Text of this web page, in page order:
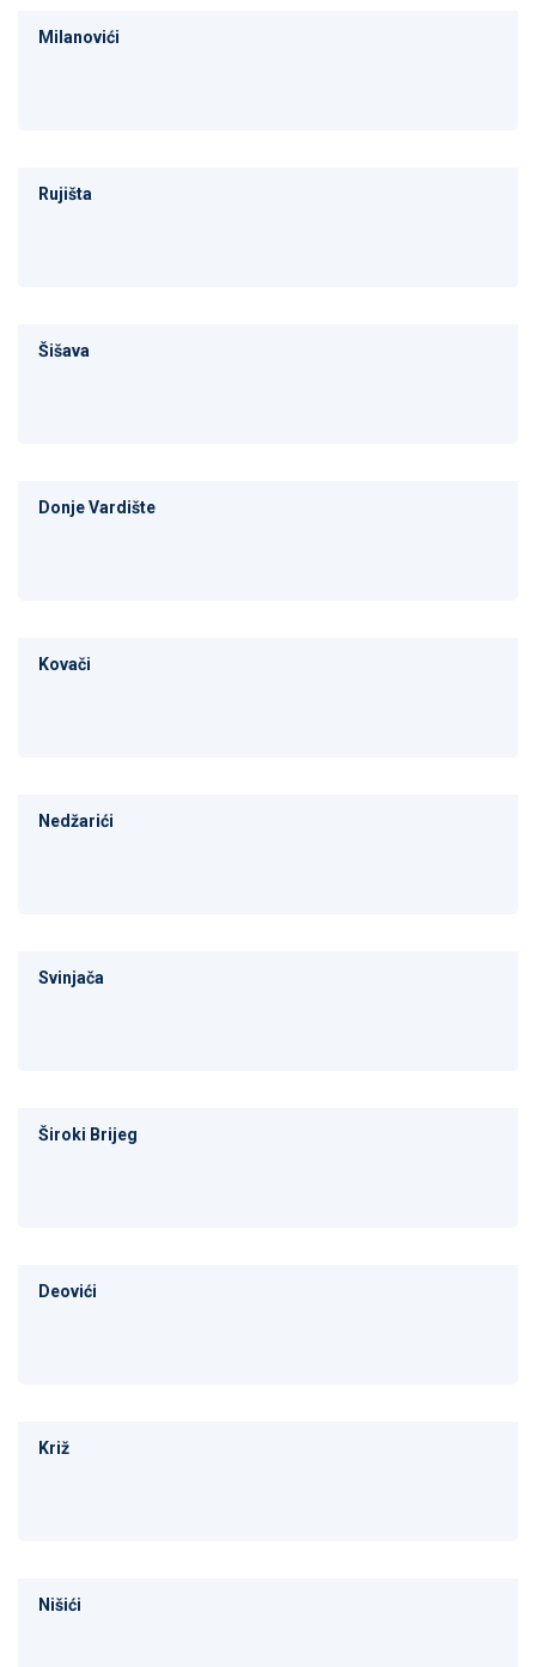
Milanovići
Rujišta
Šišava
Donje Vardište
Kovači
Nedžarići
Svinjača
Široki Brijeg
Deovići
Križ
Nišići